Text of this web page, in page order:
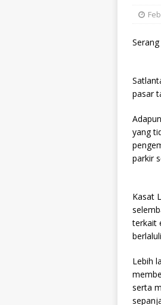
pasar
yang
parkir
Kasat
terkait
Lebih
serta